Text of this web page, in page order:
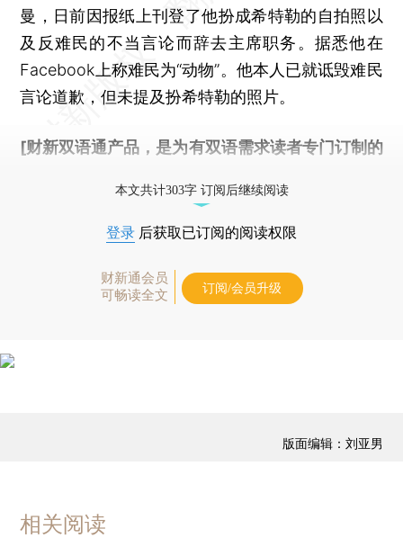
曼，日前因报纸上刊登了他扮成希特勒的自拍照以
及反难民的不当言论而辞去主席职务。据悉他在
Facebook上称难民为“动物”。他本人已就诋毁难民
言论道歉，但未提及扮希特勒的照片。
[财新双语通产品，是为有双语需求读者专门订制的
本文共计303字 订阅后继续阅读
登录 后获取已订阅的阅读权限
财新通会员
可畅读全文
订阅/会员升级
版面编辑：刘亚男
相关阅读